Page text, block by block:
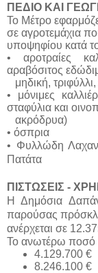
ΠΕΔΙΟ ΚΑΙ
Το Μέτρο
σε αγροτεμάχια
υποψηφίου κατά
• αροτραίες
αραβόσιτος
μηδική,
• μόνιμες
σταφύλια και
ακρόδρυα)
• όσπρια
• Φυλλώδη
Πατάτα
ΠΙΣΤΩΣΕΙΣ -
Η Δημόσια
παρούσας
ανέρχεται σε
Το ανωτέρω ποσό
4.129.700 €
8.246.100 €